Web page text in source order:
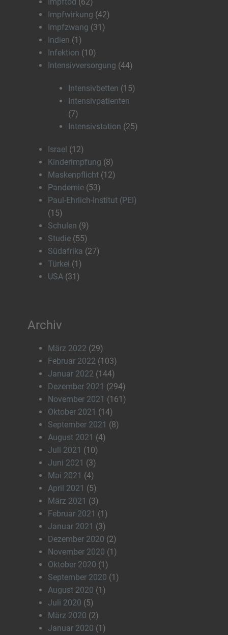
Impfwirkung (42)
Impfzwang (31)
Indien (1)
Infektion (10)
Intensivversorgung (44)
Intensivbetten (15)
Intensivpatienten
(7)
Intensivstation (25)
Israel (12)
Kinderimpfung (8)
Maskenpflicht (12)
Pandemie (53)
Paul-Ehrlich-Institut (PEI)
(15)
Schulen (9)
Studie (55)
Südafrika (27)
Türkei (1)
USA (31)
Archiv
März 2022 (29)
Februar 2022 (103)
Januar 2022 (144)
Dezember 2021 (294)
November 2021 (161)
Oktober 2021 (14)
September 2021 (8)
August 2021 (4)
Juli 2021 (10)
Juni 2021 (3)
Mai 2021 (4)
April 2021 (5)
März 2021 (3)
Februar 2021 (1)
Januar 2021 (3)
Dezember 2020 (2)
November 2020 (1)
Oktober 2020 (1)
September 2020 (1)
August 2020 (1)
Juli 2020 (5)
März 2020 (2)
Januar 2020 (1)